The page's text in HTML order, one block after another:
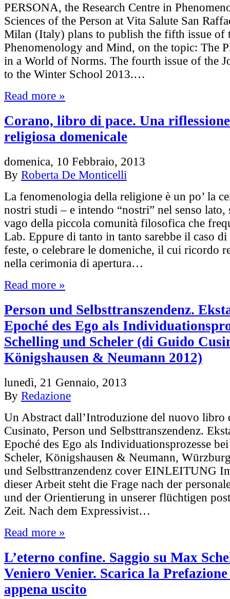
PERSONA, the Research Centre in
Sciences of the Person at Vita Salute San
Milan (Italy) plans to publish the fifth issue of
Phenomenology and Mind, on the topic: The
in a World of Norms. The fourth issue of the
to the Winter School 2013.…
Read more »
Corano, libro di pace. Una
religiosa domenicale
domenica, 10 Febbraio, 2013
By Roberta De Monticelli
La fenomenologia della religione è un po’ la
nostri studi – e intendo “nostri” nel senso lato,
vago della piccola comunità filosofica che
Lab. Eppure di tanto in tanto sarebbe il caso
feste, o celebrare le domeniche, il cui ricordo
nella cerimonia di apertura…
Read more »
Person und Selbsttranszendenz.
Epoché des Ego als
Schelling und Scheler (di Guido
Königshausen & Neumann 2012)
lunedì, 21 Gennaio, 2013
By Redazione
Un Abstract dall’Introduzione del nuovo libro
Cusinato, Person und Selbsttranszendenz.
Epoché des Ego als Individuationsprozesse
Scheler, Königshausen & Neumann,
und Selbsttranzendenz cover EINLEITUNG
dieser Arbeit steht die Frage nach der
und der Orientierung in unserer flüchtigen
Zeit. Nach dem Expressivist…
Read more »
L’eterno confine. Saggio su Max
Veniero Venier. Scarica la
appena uscito